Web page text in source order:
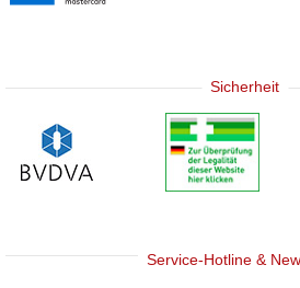
Sicherheit
Service-Hotline &